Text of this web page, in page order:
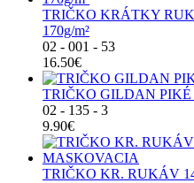
TRIČKO KRÁTKY
170g/m²
02 - 001 - 53
16.50€
TRIČKO GILDAN
02 - 135 - 3
9.90€
TRIČKO KR. RUKÁV